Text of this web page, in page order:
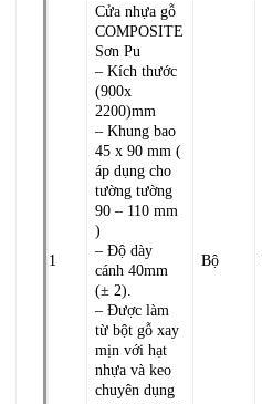
1
Cửa nhựa gỗ
COMPOSITE
Sơn Pu
– Kích thước
(900x
2200)mm
– Khung bao
45 x 90 mm (
áp dụng cho
tường tường
90 – 110 mm
)
– Độ dày
cánh 40mm
(± 2).
– Được làm
từ bột gỗ xay
mịn với hạt
nhựa và keo
chuyên dụng
Bộ